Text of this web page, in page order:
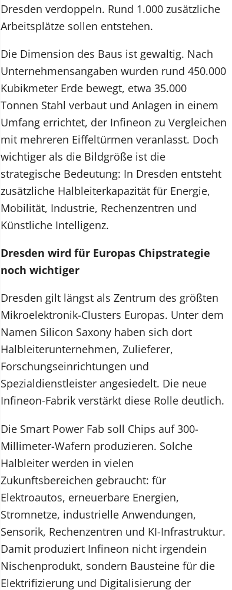
Dresden verdoppeln. Rund 1.000 zusätzliche
Arbeitsplätze sollen entstehen.
Die Dimension des Baus ist gewaltig. Nach
Unternehmensangaben wurden rund 450.000
Kubikmeter Erde bewegt, etwa 35.000
Tonnen Stahl verbaut und Anlagen in einem
Umfang errichtet, der Infineon zu Vergleichen
mit mehreren Eiffeltürmen veranlasst. Doch
wichtiger als die Bildgröße ist die
strategische Bedeutung: In Dresden entsteht
zusätzliche Halbleiterkapazität für Energie,
Mobilität, Industrie, Rechenzentren und
Künstliche Intelligenz.
Dresden wird für Europas Chipstrategie
noch wichtiger
Dresden gilt längst als Zentrum des größten
Mikroelektronik-Clusters Europas. Unter dem
Namen Silicon Saxony haben sich dort
Halbleiterunternehmen, Zulieferer,
Forschungseinrichtungen und
Spezialdienstleister angesiedelt. Die neue
Infineon-Fabrik verstärkt diese Rolle deutlich.
Die Smart Power Fab soll Chips auf 300-
Millimeter-Wafern produzieren. Solche
Halbleiter werden in vielen
Zukunftsbereichen gebraucht: für
Elektroautos, erneuerbare Energien,
Stromnetze, industrielle Anwendungen,
Sensorik, Rechenzentren und KI-Infrastruktur.
Damit produziert Infineon nicht irgendein
Nischenprodukt, sondern Bausteine für die
Elektrifizierung und Digitalisierung der